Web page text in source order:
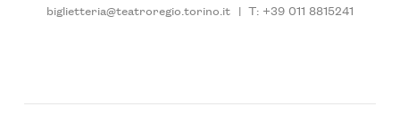
biglietteria@teatroregio.torino.it | T: +39 011 8815241